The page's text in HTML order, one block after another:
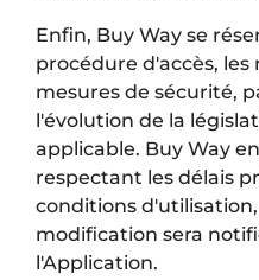
Enfin, Buy Way se
procédure d'accès,
mesures de sécurité,
l'évolution de la
applicable. Buy Way
respectant les délais
conditions
modification sera
l'Application.